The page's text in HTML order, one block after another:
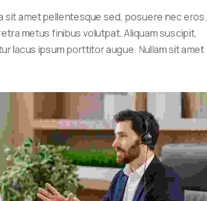
sit amet pellentesque sed, posuere nec eros.
metus finibus volutpat. Aliquam suscipit,
lacus ipsum porttitor augue. Nullam sit amet